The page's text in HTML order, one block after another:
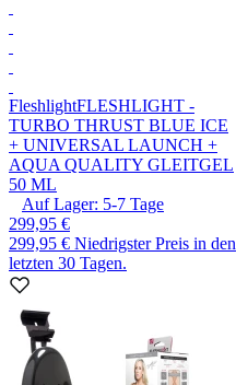
FleshlightFLESHLIGHT -
TURBO THRUST BLUE ICE
+ UNIVERSAL LAUNCH +
AQUA QUALITY GLEITGEL
50 ML
Auf Lager: 5-7 Tage
299,95 €
299,95 € Niedrigster Preis in den
letzten 30 Tagen.